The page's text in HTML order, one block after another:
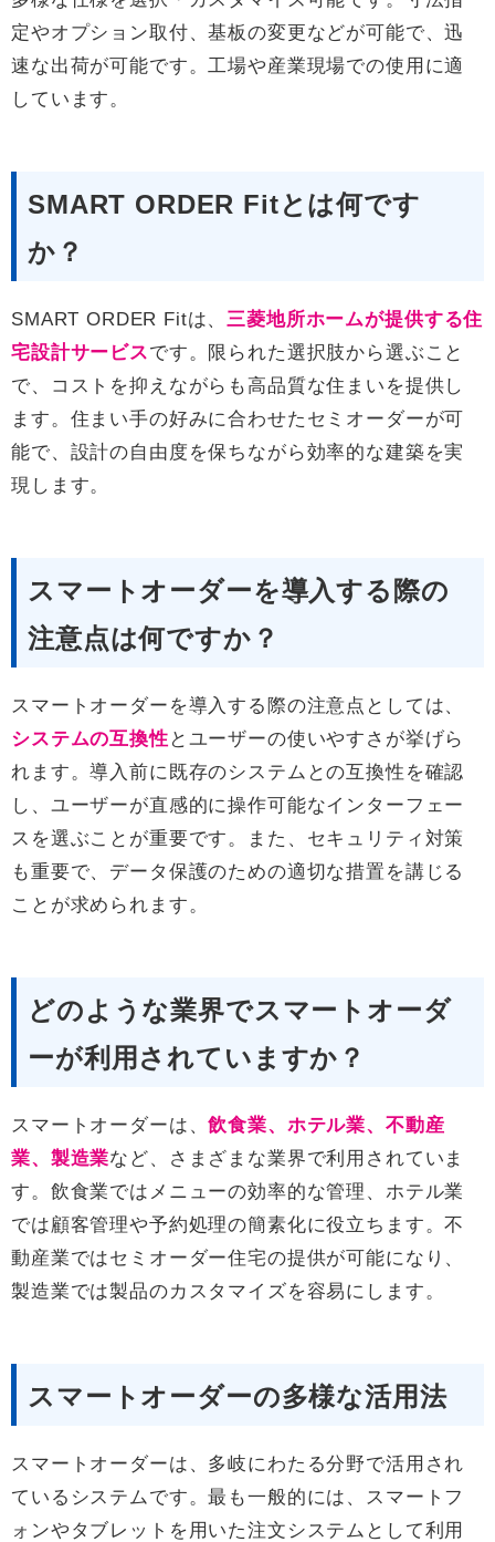
定やオプション取付、基板の変更などが可能で、迅
速な出荷が可能です。工場や産業現場での使用に適
しています。
SMART ORDER Fitとは何です
か？
SMART ORDER Fitは、三菱地所ホームが提供する住
宅設計サービスです。限られた選択肢から選ぶこと
で、コストを抑えながらも高品質な住まいを提供し
ます。住まい手の好みに合わせたセミオーダーが可
能で、設計の自由度を保ちながら効率的な建築を実
現します。
スマートオーダーを導入する際の
注意点は何ですか？
スマートオーダーを導入する際の注意点としては、
システムの互換性 とユーザーの使いやすさが挙げら
れます。導入前に既存のシステムとの互換性を確認
し、ユーザーが直感的に操作可能なインターフェー
スを選ぶことが重要です。また、セキュリティ対策
も重要で、データ保護のための適切な措置を講じる
ことが求められます。
どのような業界でスマートオーダ
ーが利用されていますか？
スマートオーダーは、飲食業、ホテル業、不動産
業、製造業など、さまざまな業界で利用されていま
す。飲食業ではメニューの効率的な管理、ホテル業
では顧客管理や予約処理の簡素化に役立ちます。不
動産業ではセミオーダー住宅の提供が可能になり、
製造業では製品のカスタマイズを容易にします。
スマートオーダーの多様な活用法
スマートオーダーは、多岐にわたる分野で活用され
ているシステムです。最も一般的には、スマートフ
ォンやタブレットを用いた注文システムとして利用